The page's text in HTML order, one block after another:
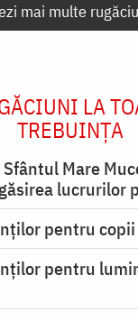
mai multe
LA
TREBUINȚA
Mare
lucrurilor
pentru copii
pentru